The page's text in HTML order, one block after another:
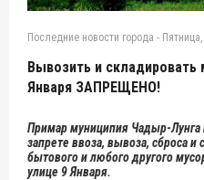
Последние новости города -
Вывозить и складировать
Января ЗАПРЕЩЕНО!
Примар муниципия Чадыр-Лунга
запрете ввоза, вывоза, сброса и
бытового и любого другого
улице 9 Января.